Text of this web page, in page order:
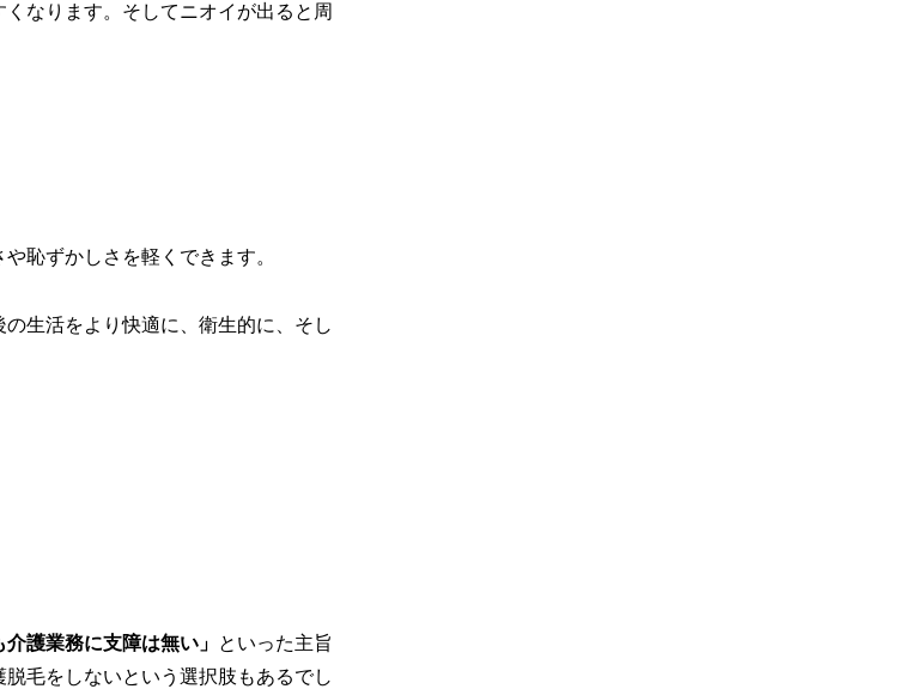
なります。そしてニオイが出ると周
恥ずかしさを軽くできます。
生活をより快適に、衛生的に、そし
護業務に支障は無い」 といった主旨
毛をしないという選択肢もあるでし